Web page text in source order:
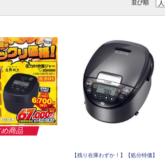
並び順
商品
【残り在庫わずか！】【処分特価】